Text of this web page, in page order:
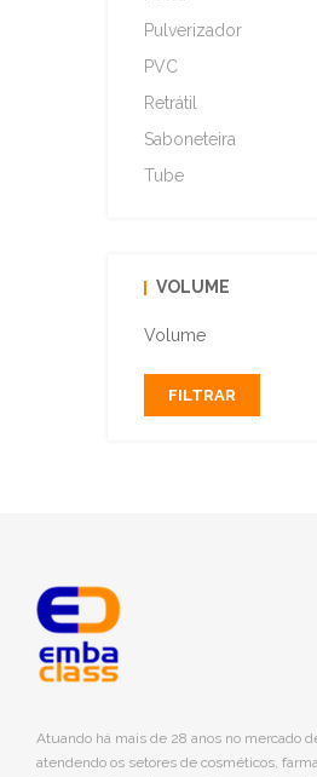
Pulverizador
PVC
Retrátil
Saboneteira
Tube
VOLUME
Volume
FILTRAR
Atuando há mais de 28 anos no mercado
atendendo os setores de cosméticos,